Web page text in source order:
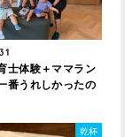
士体験＋ママラン
番うれしかったの
乾杯